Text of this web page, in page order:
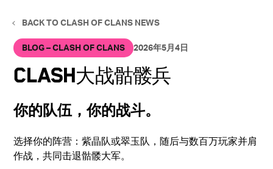
BACK TO CLASH OF CLANS NEWS
BLOG – CLASH OF CLANS 2026年5月4日
Clash大战骷髅兵
你的队伍，你的战斗。
选择你的阵营：紫晶队或翠玉队，随后与数百万玩家并肩
作战，共同击退骷髅大军。